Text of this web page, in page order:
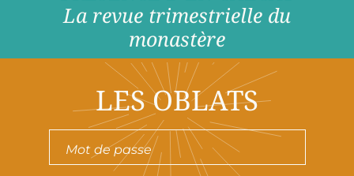
La revue trimestrielle du
monastère
LES OBLATS